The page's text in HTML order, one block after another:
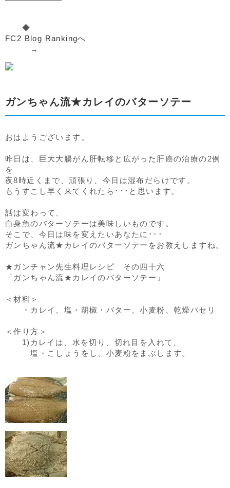
◆
FC2 Blog Rankingへ
→
ガンちゃん流★カレイのバターソテー
おはようございます。
昨日は、巨大大腸がん肝転移と広がった肝癌の治療の2例
を
夜8時近くまで、頑張り、今日は湿布だらけです。
もうすこし早く来てくれたら･･･と思います。
話は変わって、
白身魚のバターソテーは美味しいものです。
そこで、今日は味を変えたいあなたに･･･
ガンちゃん流★カレイのバターソテーをお教えしますね。
★ガンチャン先生料理レシピ その四十六
「ガンちゃん流★カレイのバターソテー」
＜材料＞
・カレイ、塩・胡椒・バター、小麦粉、乾燥パセリ
＜作り方＞
1)カレイは、水を切り、切れ目を入れて、
塩・こしょうをし、小麦粉をまぶします。